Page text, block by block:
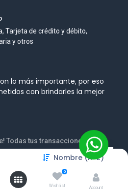
Nombre (A-Z)
0
Wishlist Account
Tarjeta de crédito y débito,
y otros
lo más importante, por eso
con brindarles la mejor
Todas tus transacciones son